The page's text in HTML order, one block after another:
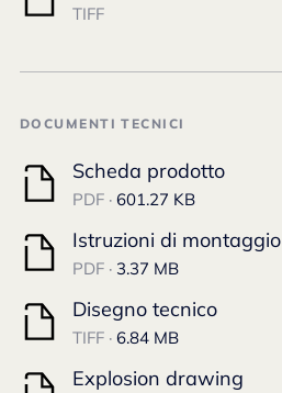
TIFF
DOCUMENTI TECNICI
Scheda prodotto
PDF · 601.27 KB
Istruzioni di montaggio
PDF · 3.37 MB
Disegno tecnico
TIFF · 6.84 MB
Explosion drawing